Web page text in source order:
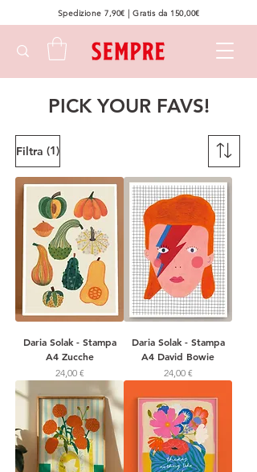
Spedizione 7,90€ | Gratis da 150,00€
PICK YOUR FAVS!
Filtra (1)
Daria Solak - Stampa
A4 Zucche
Prezzo
24,00 €
Daria Solak - Stampa
A4 David Bowie
Prezzo
24,00 €